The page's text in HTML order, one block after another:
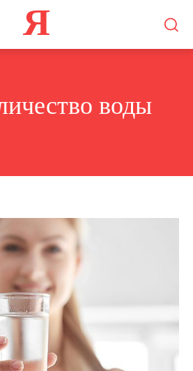
Я
воды